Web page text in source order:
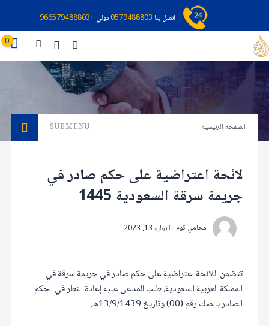
اتصل بنا 0579488803دولي+966579488803
0
الصفحة الرئيسية SUBMENU
لائحة اعتراضية على حكم صادر في
جريمة سرقة السعودية 1445
محامي كوم يوليو 13, 2023
تتضمن اللائحة اعتراضية على حكم صادر في جريمة سرقة في
المملكة العربية السعودية، طلب المدعى عليه إعادة النظر في الحكم
الصادر بالصك رقم (00) وتاريخ 13/9/1439هـ.